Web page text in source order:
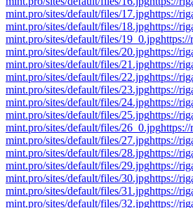
mint.pro/sites/default/files/17.jpghttps://
mint.pro/sites/default/files/18.jpghttps://
mint.pro/sites/default/files/19_0.jpg
mint.pro/sites/default/files/20.jpghttps://
mint.pro/sites/default/files/21.jpghttps://
mint.pro/sites/default/files/22.jpghttps://
mint.pro/sites/default/files/23.jpghttps://
mint.pro/sites/default/files/24.jpghttps://
mint.pro/sites/default/files/25.jpghttps://
mint.pro/sites/default/files/26_0.jpg
mint.pro/sites/default/files/27.jpghttps://
mint.pro/sites/default/files/28.jpghttps://
mint.pro/sites/default/files/29.jpghttps://
mint.pro/sites/default/files/30.jpghttps://
mint.pro/sites/default/files/31.jpghttps://
mint.pro/sites/default/files/32.jpghttps://